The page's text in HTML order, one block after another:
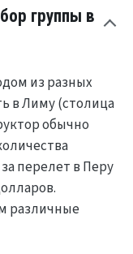
группы в
из разных
в Лиму (столица
обычно
перелет в Перу
различные